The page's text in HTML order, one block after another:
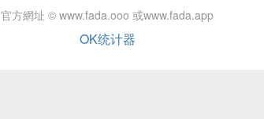
官方網址 © www.fada.ooo 或www.fada.app
OK统计器